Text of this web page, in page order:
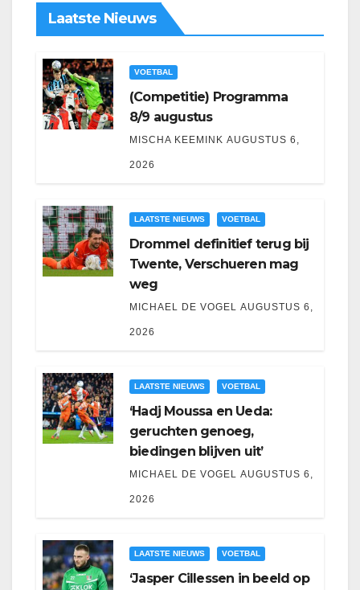
Laatste Nieuws
VOETBAL
(Competitie) Programma
8/9 augustus
MISCHA KEEMINK AUGUSTUS 6,
2026
LAATSTE NIEUWS VOETBAL
Drommel definitief terug bij
Twente, Verschueren mag
weg
MICHAEL DE VOGEL AUGUSTUS 6,
2026
LAATSTE NIEUWS VOETBAL
‘Hadj Moussa en Ueda:
geruchten genoeg,
biedingen blijven uit’
MICHAEL DE VOGEL AUGUSTUS 6,
2026
LAATSTE NIEUWS VOETBAL
‘Jasper Cillessen in beeld op